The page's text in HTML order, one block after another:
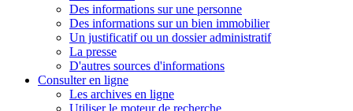
Des informations sur une personne
Des informations sur un bien immobilier
Un justificatif ou un dossier administratif
La presse
D'autres sources d'informations
Consulter en ligne
Les archives en ligne
Utiliser le moteur de recherche